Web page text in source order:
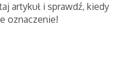
artykuł i sprawdź, kiedy
oznaczenie!